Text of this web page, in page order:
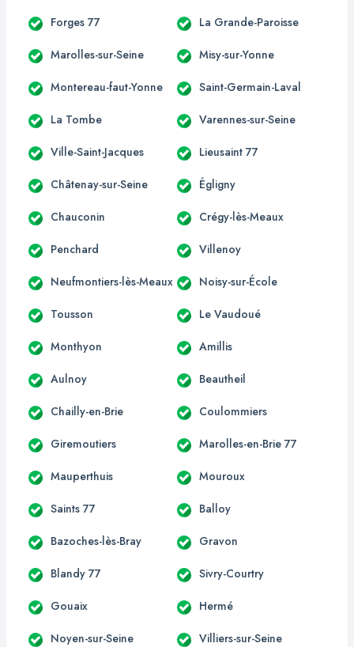
Forges 77 La Grande-Paroisse
Marolles-sur-Seine Misy-sur-Yonne
Montereau-faut-Yonne Saint-Germain-Laval
La Tombe Varennes-sur-Seine
Ville-Saint-Jacques Lieusaint 77
Châtenay-sur-Seine Égligny
Chauconin Crégy-lès-Meaux
Penchard Villenoy
Neufmontiers-lès-Meaux Noisy-sur-École
Tousson Le Vaudoué
Monthyon Amillis
Aulnoy Beautheil
Chailly-en-Brie Coulommiers
Giremoutiers Marolles-en-Brie 77
Mauperthuis Mouroux
Saints 77 Balloy
Bazoches-lès-Bray Gravon
Blandy 77 Sivry-Courtry
Gouaix Hermé
Noyen-sur-Seine Villiers-sur-Seine